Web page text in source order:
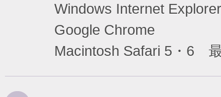
Windows Internet
Google Chrome
Macintosh Safari 5・6